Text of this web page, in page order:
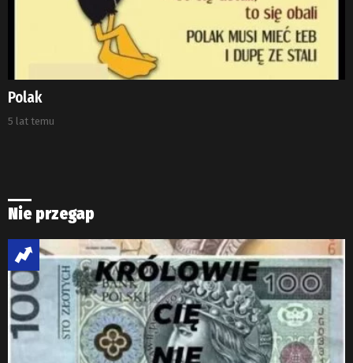
Polak
5 lat temu
Nie przegap